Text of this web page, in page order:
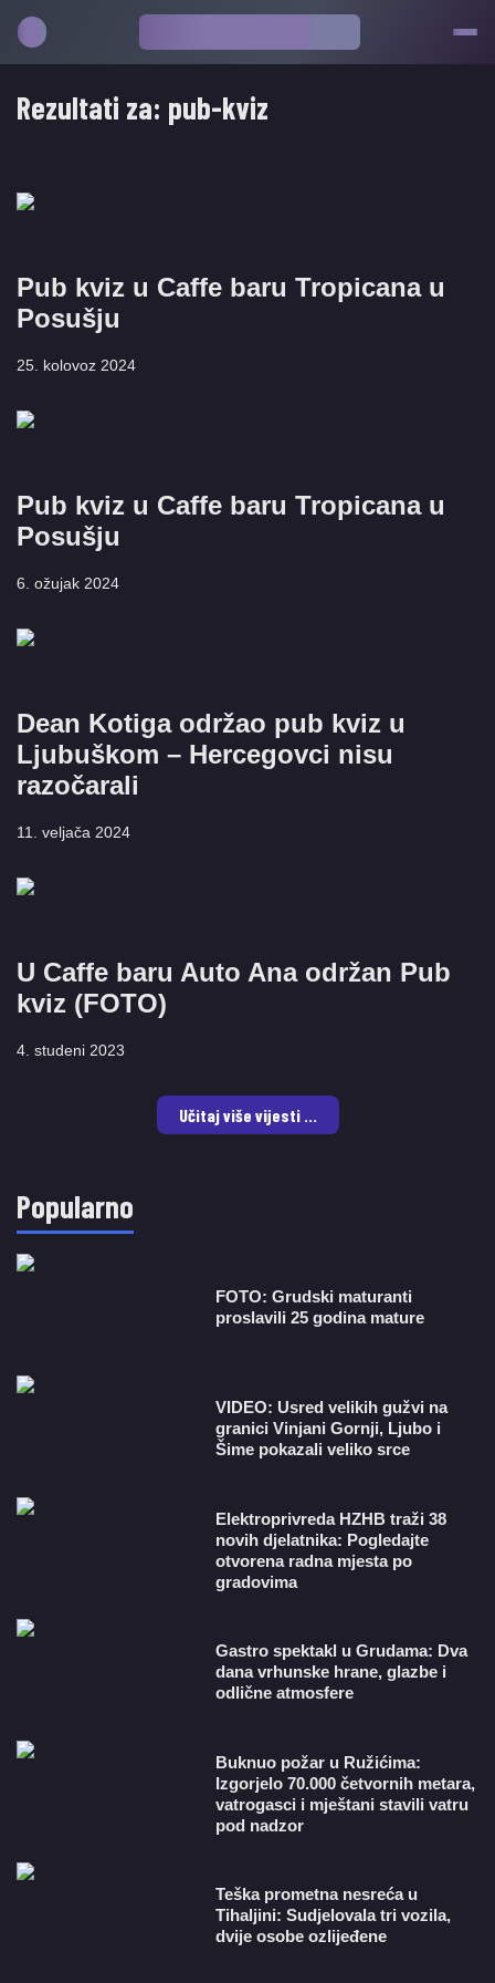
Rezultati za: pub-kviz
Pub kviz u Caffe baru Tropicana u
Posušju
25. kolovoz 2024
Pub kviz u Caffe baru Tropicana u
Posušju
6. ožujak 2024
Dean Kotiga održao pub kviz u
Ljubuškom – Hercegovci nisu
razočarali
11. veljača 2024
U Caffe baru Auto Ana održan Pub
kviz (FOTO)
4. studeni 2023
Učitaj više vijesti ...
Popularno
FOTO: Grudski maturanti
proslavili 25 godina mature
VIDEO: Usred velikih gužvi na
granici Vinjani Gornji, Ljubo i
Šime pokazali veliko srce
​Elektroprivreda HZHB traži 38
novih djelatnika: Pogledajte
otvorena radna mjesta po
gradovima
Gastro spektakl u Grudama: Dva
dana vrhunske hrane, glazbe i
odlične atmosfere
Buknuo požar u Ružićima:
Izgorjelo 70.000 četvornih metara,
vatrogasci i mještani stavili vatru
pod nadzor
Teška prometna nesreća u
Tihaljini: Sudjelovala tri vozila,
dvije osobe ozlijeđene